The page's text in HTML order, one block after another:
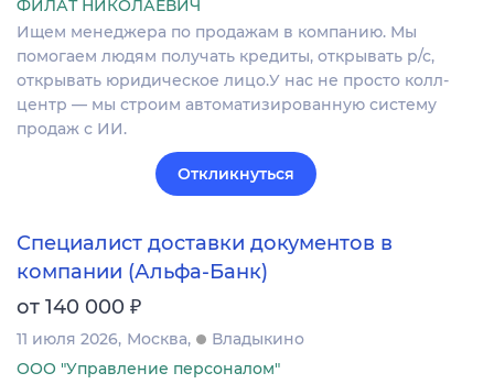
ФИЛАТ НИКОЛАЕВИЧ
Ищем менеджера по продажам в компанию. Мы
помогаем людям получать кредиты, открывать р/с,
открывать юридическое лицо.У нас не просто колл-
центр — мы строим автоматизированную систему
продаж с ИИ.
Откликнуться
Специалист доставки документов в
компании (Альфа-Банк)
от 140 000 ₽
11 июля 2026 Москва
Владыкино
ООО "Управление персоналом"